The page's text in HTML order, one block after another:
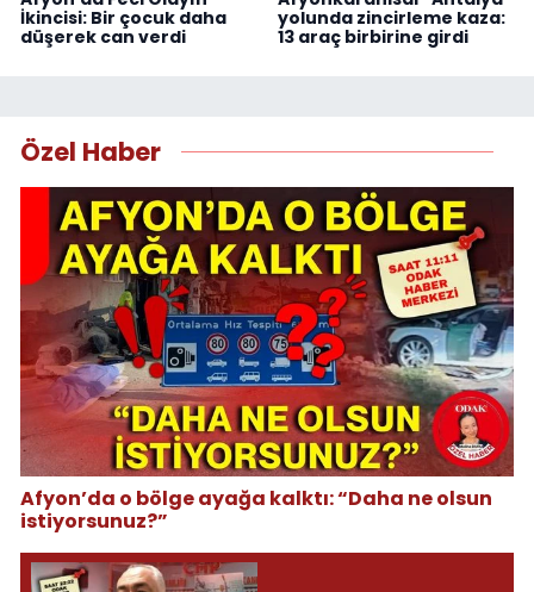
İkincisi: Bir çocuk daha
düşerek can verdi
yolunda zincirleme kaza:
13 araç birbirine girdi
Özel Haber
Afyon’da o bölge ayağa kalktı: “Daha ne olsun
istiyorsunuz?”